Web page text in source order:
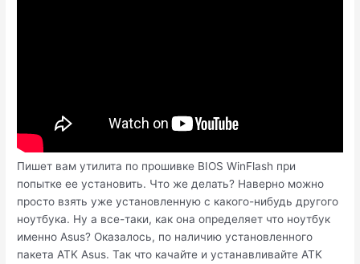
Пишет вам утилита по прошивке BIOS WinFlash при
попытке ее установить. Что же делать? Наверно можно
просто взять уже установленную с какого-нибудь другого
ноутбука. Ну а все-таки, как она определяет что ноутбук
именно Asus? Оказалось, по наличию установленного
пакета ATK Asus. Так что качайте и устанавливайте ATK